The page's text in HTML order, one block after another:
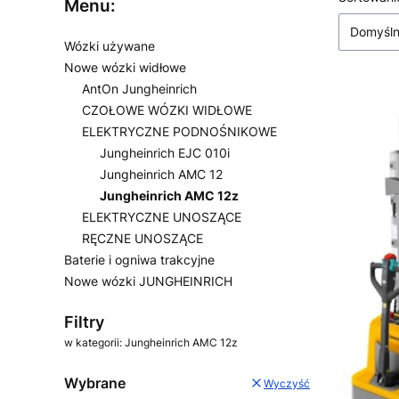
Menu:
Wózki używane
Nowe wózki widłowe
AntOn Jungheinrich
CZOŁOWE WÓZKI WIDŁOWE
ELEKTRYCZNE PODNOŚNIKOWE
Jungheinrich EJC 010i
Jungheinrich AMC 12
Jungheinrich AMC 12z
ELEKTRYCZNE UNOSZĄCE
RĘCZNE UNOSZĄCE
Baterie i ogniwa trakcyjne
Nowe wózki JUNGHEINRICH
Filtry
w kategorii: Jungheinrich AMC 12z
Wybrane Wyczyść